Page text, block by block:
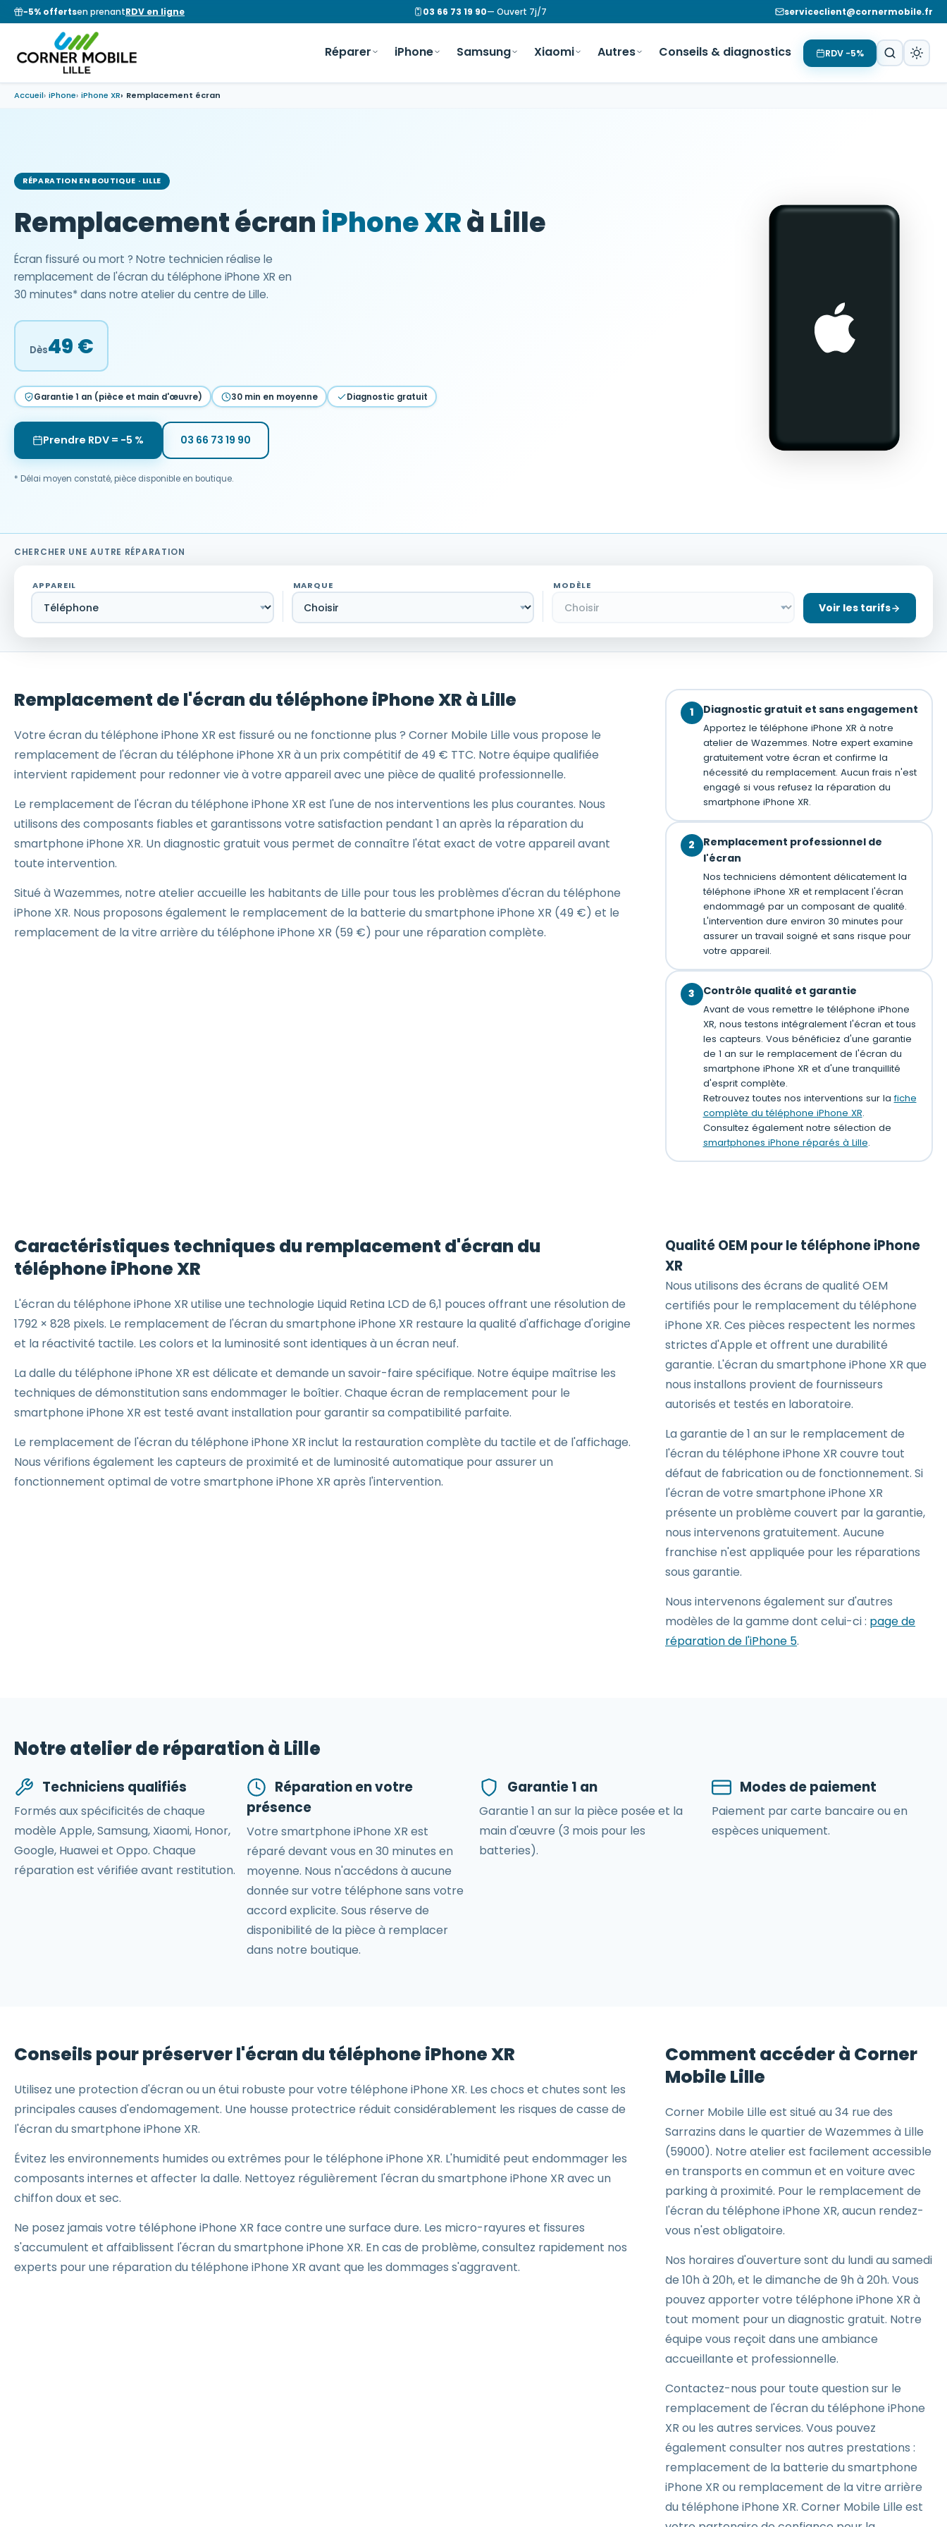
−5% offertsen prenantRDV en ligne 03 66 73 19 90— Ouvert 7j/7 serviceclient@cornermobile.fr
Réparer iPhone Samsung Xiaomi Autres Conseils & diagnostics RDV −5%
Accueil iPhone iPhone XR Remplacement écran
RÉPARATION EN BOUTIQUE · LILLE
Remplacement écran iPhone XRà Lille
Écran fissuré ou mort ? Notre technicien réalise le
remplacement de l'écran du téléphone iPhone XR en
30 minutes* dans notre atelier du centre de Lille.
Dès49 €
Garantie 1 an (pièce et main d'œuvre) 30 min en moyenne Diagnostic gratuit
Prendre RDV = −5 % 03 66 73 19 90
* Délai moyen constaté, pièce disponible en boutique.
CHERCHER UNE AUTRE RÉPARATION
APPAREIL MARQUE MODÈLE
Voir les tarifs
Remplacement de l'écran du téléphone iPhone XR à Lille
Votre écran du téléphone iPhone XR est fissuré ou ne fonctionne plus ? Corner Mobile Lille vous propose le
remplacement de l'écran du téléphone iPhone XR à un prix compétitif de 49 € TTC. Notre équipe qualifiée
intervient rapidement pour redonner vie à votre appareil avec une pièce de qualité professionnelle.
Le remplacement de l'écran du téléphone iPhone XR est l'une de nos interventions les plus courantes. Nous
utilisons des composants fiables et garantissons votre satisfaction pendant 1 an après la réparation du
smartphone iPhone XR. Un diagnostic gratuit vous permet de connaître l'état exact de votre appareil avant
toute intervention.
Situé à Wazemmes, notre atelier accueille les habitants de Lille pour tous les problèmes d'écran du téléphone
iPhone XR. Nous proposons également le remplacement de la batterie du smartphone iPhone XR (49 €) et le
remplacement de la vitre arrière du téléphone iPhone XR (59 €) pour une réparation complète.
1 Diagnostic gratuit et sans engagement
Apportez le téléphone iPhone XR à notre
atelier de Wazemmes. Notre expert examine
gratuitement votre écran et confirme la
nécessité du remplacement. Aucun frais n'est
engagé si vous refusez la réparation du
smartphone iPhone XR.
2
Remplacement professionnel de
l'écran
Nos techniciens démontent délicatement la
téléphone iPhone XR et remplacent l'écran
endommagé par un composant de qualité.
L'intervention dure environ 30 minutes pour
assurer un travail soigné et sans risque pour
votre appareil.
3 Contrôle qualité et garantie
Avant de vous remettre le téléphone iPhone
XR, nous testons intégralement l'écran et tous
les capteurs. Vous bénéficiez d'une garantie
de 1 an sur le remplacement de l'écran du
smartphone iPhone XR et d'une tranquillité
d'esprit complète.
Retrouvez toutes nos interventions sur lafiche
complète du téléphone iPhone XR.
Consultez également notre sélection de
smartphones iPhone réparés à Lille.
Caractéristiques techniques du remplacement d'écran du
téléphone iPhone XR
L'écran du téléphone iPhone XR utilise une technologie Liquid Retina LCD de 6,1 pouces offrant une résolution de
1792 × 828 pixels. Le remplacement de l'écran du smartphone iPhone XR restaure la qualité d'affichage d'origine
et la réactivité tactile. Les colors et la luminosité sont identiques à un écran neuf.
La dalle du téléphone iPhone XR est délicate et demande un savoir-faire spécifique. Notre équipe maîtrise les
techniques de démonstitution sans endommager le boîtier. Chaque écran de remplacement pour le
smartphone iPhone XR est testé avant installation pour garantir sa compatibilité parfaite.
Le remplacement de l'écran du téléphone iPhone XR inclut la restauration complète du tactile et de l'affichage.
Nous vérifions également les capteurs de proximité et de luminosité automatique pour assurer un
fonctionnement optimal de votre smartphone iPhone XR après l'intervention.
Qualité OEM pour le téléphone iPhone
XR
Nous utilisons des écrans de qualité OEM
certifiés pour le remplacement du téléphone
iPhone XR. Ces pièces respectent les normes
strictes d'Apple et offrent une durabilité
garantie. L'écran du smartphone iPhone XR que
nous installons provient de fournisseurs
autorisés et testés en laboratoire.
La garantie de 1 an sur le remplacement de
l'écran du téléphone iPhone XR couvre tout
défaut de fabrication ou de fonctionnement. Si
l'écran de votre smartphone iPhone XR
présente un problème couvert par la garantie,
nous intervenons gratuitement. Aucune
franchise n'est appliquée pour les réparations
sous garantie.
Nous intervenons également sur d'autres
modèles de la gamme dont celui-ci : page de
réparation de l'iPhone 5.
Notre atelier de réparation à Lille
Techniciens qualifiés
Formés aux spécificités de chaque
modèle Apple, Samsung, Xiaomi, Honor,
Google, Huawei et Oppo. Chaque
réparation est vérifiée avant restitution.
Réparation en votre
présence
Votre smartphone iPhone XR est
réparé devant vous en 30 minutes en
moyenne. Nous n'accédons à aucune
donnée sur votre téléphone sans votre
accord explicite. Sous réserve de
disponibilité de la pièce à remplacer
dans notre boutique.
Garantie 1 an
Garantie 1 an sur la pièce posée et la
main d'œuvre (3 mois pour les
batteries).
Modes de paiement
Paiement par carte bancaire ou en
espèces uniquement.
Conseils pour préserver l'écran du téléphone iPhone XR
Utilisez une protection d'écran ou un étui robuste pour votre téléphone iPhone XR. Les chocs et chutes sont les
principales causes d'endomagement. Une housse protectrice réduit considérablement les risques de casse de
l'écran du smartphone iPhone XR.
Évitez les environnements humides ou extrêmes pour le téléphone iPhone XR. L'humidité peut endommager les
composants internes et affecter la dalle. Nettoyez régulièrement l'écran du smartphone iPhone XR avec un
chiffon doux et sec.
Ne posez jamais votre téléphone iPhone XR face contre une surface dure. Les micro-rayures et fissures
s'accumulent et affaiblissent l'écran du smartphone iPhone XR. En cas de problème, consultez rapidement nos
experts pour une réparation du téléphone iPhone XR avant que les dommages s'aggravent.
Comment accéder à Corner
Mobile Lille
Corner Mobile Lille est situé au 34 rue des
Sarrazins dans le quartier de Wazemmes à Lille
(59000). Notre atelier est facilement accessible
en transports en commun et en voiture avec
parking à proximité. Pour le remplacement de
l'écran du téléphone iPhone XR, aucun rendez-
vous n'est obligatoire.
Nos horaires d'ouverture sont du lundi au samedi
de 10h à 20h, et le dimanche de 9h à 20h. Vous
pouvez apporter votre téléphone iPhone XR à
tout moment pour un diagnostic gratuit. Notre
équipe vous reçoit dans une ambiance
accueillante et professionnelle.
Contactez-nous pour toute question sur le
remplacement de l'écran du téléphone iPhone
XR ou les autres services. Vous pouvez
également consulter nos autres prestations :
remplacement de la batterie du smartphone
iPhone XR ou remplacement de la vitre arrière
du téléphone iPhone XR. Corner Mobile Lille est